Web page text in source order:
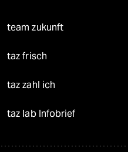
team zukunft
taz frisch
taz zahl ich
taz lab Infobrief